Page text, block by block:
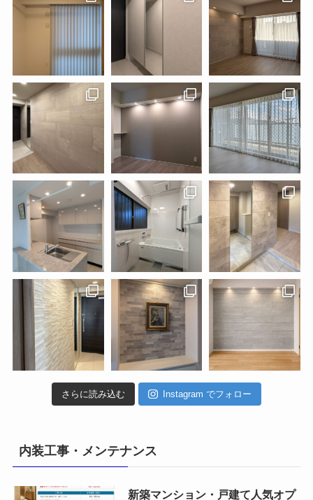
さらに読み込む Instagram でフォロー
内装工事・メンテナンス
新築マンション・戸建て人気オプ